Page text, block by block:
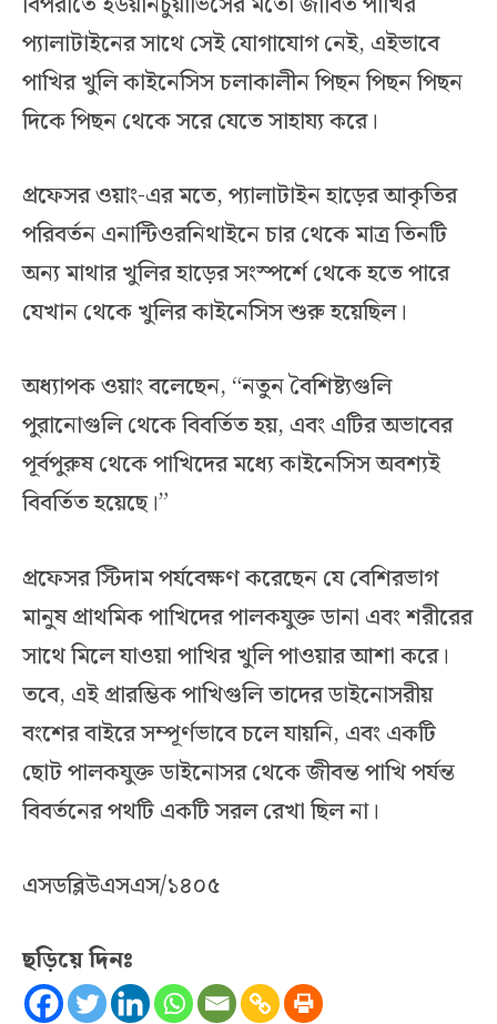
প্যালাটাইনের সাথে সেই যোগাযোগ নেই, এইভাবে
পাখির খুলি কাইনেসিস চলাকালীন পিছন পিছন পিছন
দিকে পিছন থেকে সরে যেতে সাহায্য করে।
প্রফেসর ওয়াং-এর মতে, প্যালাটাইন হাড়ের আকৃতির
পরিবর্তন এনান্টিওরনিথাইনে চার থেকে মাত্র তিনটি
অন্য মাথার খুলির হাড়ের সংস্পর্শে থেকে হতে পারে
যেখান থেকে খুলির কাইনেসিস শুরু হয়েছিল।
অধ্যাপক ওয়াং বলেছেন, “নতুন বৈশিষ্ট্যগুলি
পুরানোগুলি থেকে বিবর্তিত হয়, এবং এটির অভাবের
পূর্বপুরুষ থেকে পাখিদের মধ্যে কাইনেসিস অবশ্যই
বিবর্তিত হয়েছে।”
প্রফেসর স্টিদাম পর্যবেক্ষণ করেছেন যে বেশিরভাগ
মানুষ প্রাথমিক পাখিদের পালকযুক্ত ডানা এবং শরীরের
সাথে মিলে যাওয়া পাখির খুলি পাওয়ার আশা করে।
তবে, এই প্রারম্ভিক পাখিগুলি তাদের ডাইনোসরীয়
বংশের বাইরে সম্পূর্ণভাবে চলে যায়নি, এবং একটি
ছোট পালকযুক্ত ডাইনোসর থেকে জীবন্ত পাখি পর্যন্ত
বিবর্তনের পথটি একটি সরল রেখা ছিল না।
এসডব্লিউএসএস/১৪০৫
ছড়িয়ে দিনঃ